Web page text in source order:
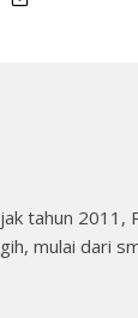
tahun 2011,
mulai dari